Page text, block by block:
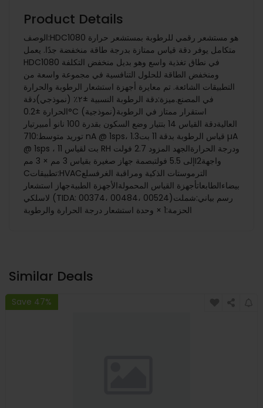
Product Details
الوصف:HDC1080 هو مستشعر رقمي للرطوبة بمستشعر حرارة
متكامل يوفر دقة قياس ممتازة بدرجة طاقة منخفضة جدًا. يعمل
HDC1080 في نطاق تغذية واسع وهو بديل منخفض التكلفة
ومنخفض الطاقة للحلول التنافسية في مجموعة واسعة من
التطبيقات الشائعة. تم معايرة أجهزة استشعار الرطوبة والحرارة
في المصنع.ميزة:دقة الرطوبة النسبية ±٢٪ (نموذجي)دقة
الحرارة ±0.2°C (نموذجية)استقرار ممتاز في الرطوبة
العاليةدقة القياس 14 بتتيار وضع السكون بقدرة 100 نانو أمبيرتيار
توريد متوسط:710 nA @ 1sps، قياس الرطوبة بدقة 11 بت1.3 µA
@ 1sps ، 11 بت لقياس RH ودرجة الحرارةالجهد المزود 2.7 فولت
إلى 5.5 فولتبصمة جهاز صغيرة بقياس 3 مم × 3 ممI2واجهة
Cتطبيقات:HVACالترموستات الذكية ومراقبة الغرفسلع
بيضاءالطابعاتأجهزة القياس المحمولةالأجهزة الطبيةجهاز استشعار
لاسلكي (TIDA: 00374، 00484، 00524)رسم بياني:شملت
الحزمة:1 × وحدة استشعار درجة الحرارة والرطوبة
Similar Deals
Save 47%